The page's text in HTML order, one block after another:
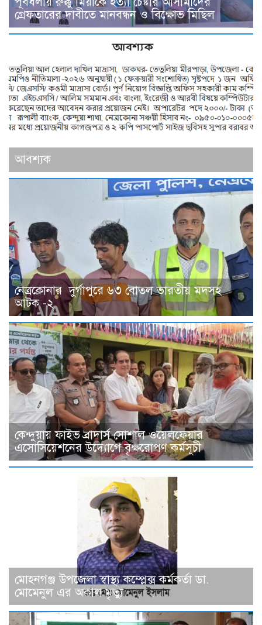
গ্রেফতারের দাবীতে মানবন্ধন ও বিক্ষোভ মিছিল
আবশ্যক
নেত্রকোনার দুর্গাপুরে ৬৩ বোতল ভারতীয় মদসহ
আটক -২
কেন্দুয়ায় ফাইভ ব্রাদার্স সোশাল ওয়েলফেয়ার
এসোসিয়েশনের উদ্যোগে বৃক্ষরোপণ কর্মসূচী
মোহনগঞ্জ উপজেলা স্বাস্থ্য কম্প্লেক্স কর্মকর্তা ডা.
মোমেনুল এর অকাল মৃত্যু